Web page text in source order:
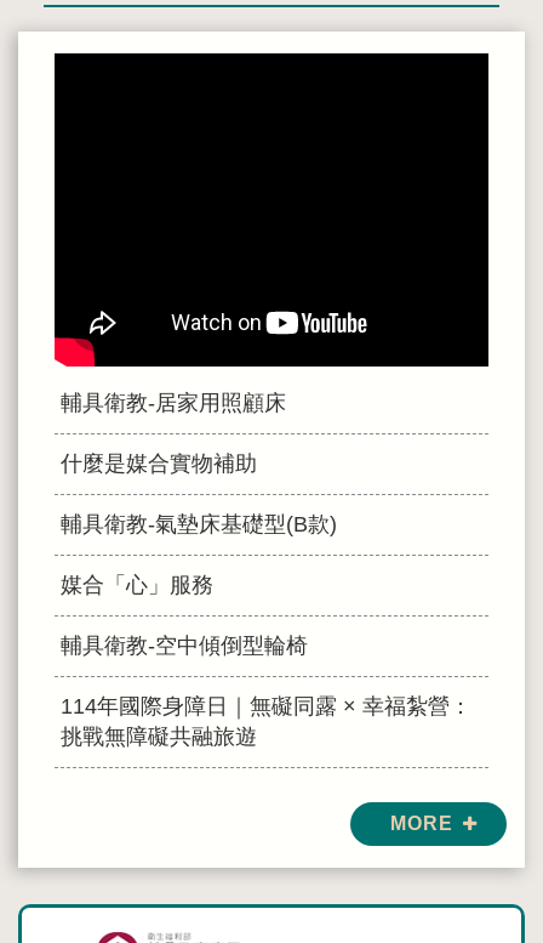
輔具衛教-居家用照顧床
什麼是媒合實物補助
輔具衛教-氣墊床基礎型(B款)
媒合「心」服務
輔具衛教-空中傾倒型輪椅
114年國際身障日｜無礙同露 × 幸福紮營：
挑戰無障礙共融旅遊
MORE